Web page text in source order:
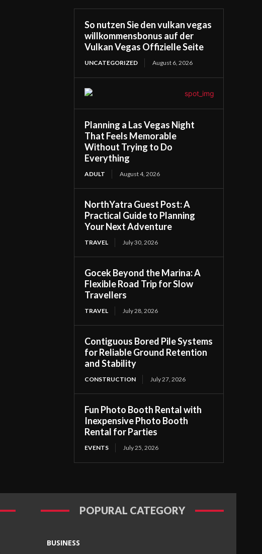
So nutzen Sie den vulkan vegas
willkommensbonus auf der
Vulkan Vegas Offizielle Seite
UNCATEGORIZED August 6, 2026
Planning a Las Vegas Night
That Feels Memorable
Without Trying to Do
Everything
ADULT August 4, 2026
NorthYatra Guest Post: A
Practical Guide to Planning
Your Next Adventure
TRAVEL July 30, 2026
Gocek Beyond the Marina: A
Flexible Road Trip for Slow
Travellers
TRAVEL July 28, 2026
Contiguous Bored Pile Systems
for Reliable Ground Retention
and Stability
CONSTRUCTION July 27, 2026
Fun Photo Booth Rental with
Inexpensive Photo Booth
Rental for Parties
EVENTS July 25, 2026
POPURAL CATEGORY
BUSINESS